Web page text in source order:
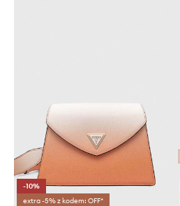
-10%
extra -5% z kodem: OFF*